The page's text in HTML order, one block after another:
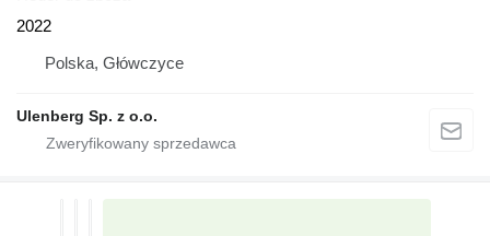
2022
Polska, Główczyce
Ulenberg Sp. z o.o.